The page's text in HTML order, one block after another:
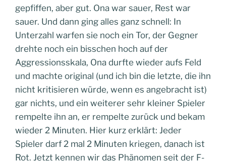
gepfiffen, aber gut. Ona war sauer, Rest war
sauer. Und dann ging alles ganz schnell: In
Unterzahl warfen sie noch ein Tor, der Gegner
drehte noch ein bisschen hoch auf der
Aggressionsskala, Ona durfte wieder aufs Feld
und machte original (und ich bin die letzte, die ihn
nicht kritisieren würde, wenn es angebracht ist)
gar nichts, und ein weiterer sehr kleiner Spieler
rempelte ihn an, er rempelte zurück und bekam
wieder 2 Minuten. Hier kurz erklärt: Jeder
Spieler darf 2 mal 2 Minuten kriegen, danach ist
Rot. Jetzt kennen wir das Phänomen seit der F-